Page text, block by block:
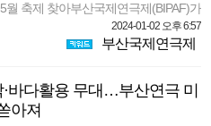
축제 찾아부산국제연극제(BIPAF)가
2024-01-02 오후 6:57
부산국제연극제
바다활용 무대…부산연극 미
아져